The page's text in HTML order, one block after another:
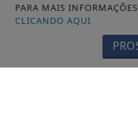
PARA MAIS
CLICANDO AQUI